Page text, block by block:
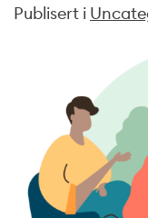
Publisert i